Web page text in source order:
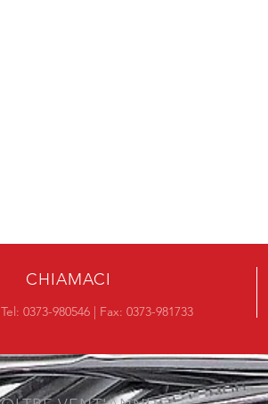
CHIAMACI
Tel: 0373-980546 | Fax: 0373-981733